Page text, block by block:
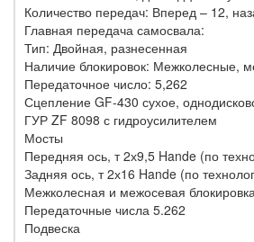
Количество передач: Вперед – 12,
Главная передача самосвала:
Тип: Двойная, разнесенная
Наличие блокировок: Межколесные,
Передаточное число: 5,262
Сцепление GF-430 сухое,
ГУР ZF 8098 с гидроусилителем
Мосты
Передняя ось, т 2х9,5 Hande (по
Задняя ось, т 2х16 Hande (по
Межколесная и межосевая
Передаточные числа 5.262
Подвеска